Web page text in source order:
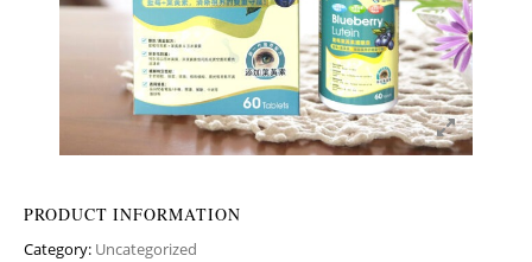
PRODUCT INFORMATION
Category: Uncategorized